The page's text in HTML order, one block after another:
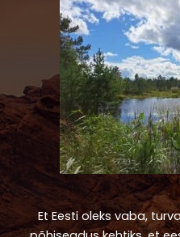
Et Eesti oleks vaba,